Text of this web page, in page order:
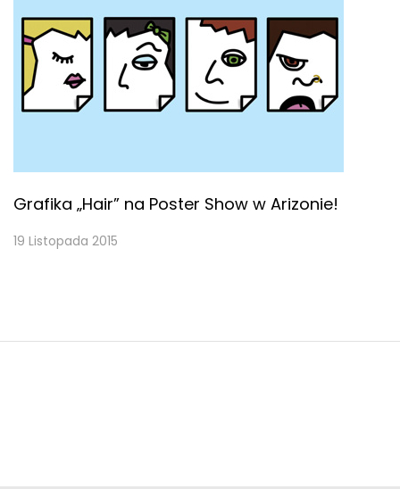
Grafika „Hair” na Poster Show w Arizonie!
19 Listopada 2015